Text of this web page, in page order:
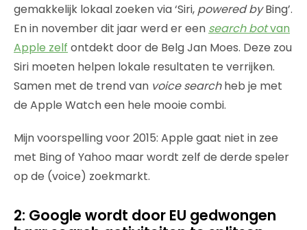
gemakkelijk lokaal zoeken via ‘Siri, powered byBing’.
En in november dit jaar werd er een search botvan
Apple zelf ontdekt door de Belg Jan Moes. Deze zou
Siri moeten helpen lokale resultaten te verrijken.
Samen met de trend van voice searchheb je met
de Apple Watch een hele mooie combi.
Mijn voorspelling voor 2015: Apple gaat niet in zee
met Bing of Yahoo maar wordt zelf de derde speler
op de (voice) zoekmarkt.
2: Google wordt door EU gedwongen